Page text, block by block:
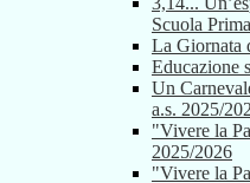
Scuola
La Giornata
Educazione
Un
a.s. 2025/
"Vivere la
2025/2026
"Vivere la